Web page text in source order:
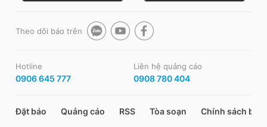
Theo dõi báo trên
Hotline
0906 645 777
Liên hệ quảng cáo
0908 780 404
Đặt báo Quảng cáo RSS Tòa soạn Chính sách bảo